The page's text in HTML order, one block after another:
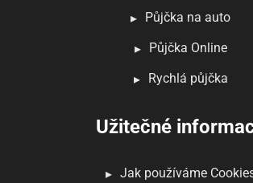
Půjčka na auto
Půjčka Online
Rychlá půjčka
Užitečné
Jak používáme